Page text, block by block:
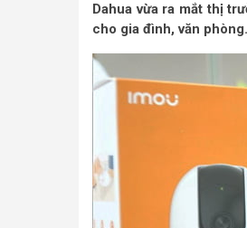
Dahua vừa ra mắt thị
cho gia đình, văn phòng.